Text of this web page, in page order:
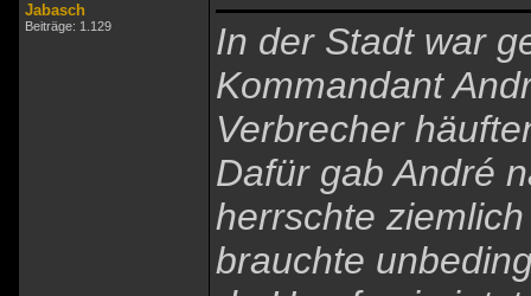
Jabasch
Beiträge: 1.129
In der Stadt war
Kommandant
Verbrecher
Dafür gab André
herrschte
brauchte